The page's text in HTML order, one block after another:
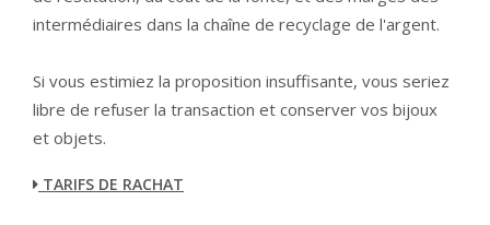
intermédiaires dans la chaîne de recyclage de l'argent.
Si vous estimiez la proposition insuffisante, vous seriez
libre de refuser la transaction et conserver vos bijoux
et objets.
TARIFS DE RACHAT